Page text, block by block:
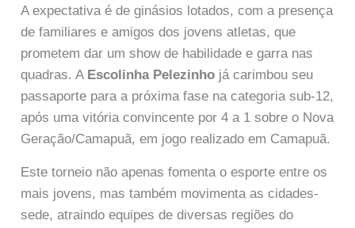
A expectativa é de ginásios lotados, com a presença
de familiares e amigos dos jovens atletas, que
prometem dar um show de habilidade e garra nas
quadras. A Escolinha Pelezinho já carimbou seu
passaporte para a próxima fase na categoria sub-12,
após uma vitória convincente por 4 a 1 sobre o Nova
Geração/Camapuã, em jogo realizado em Camapuã.
Este torneio não apenas fomenta o esporte entre os
mais jovens, mas também movimenta as cidades-
sede, atraindo equipes de diversas regiões do